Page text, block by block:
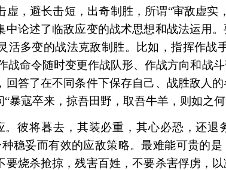
，避长击短，出奇制胜，所谓“审敌虚实
论述了临敌应变的战术思想和战法运用
活多变的战法克敌制胜。比如，指挥作战
战命令随时变更作战队形、作战方向和战
答了在不同条件下保存自己、战胜敌人
暴寇卒来，掠吾田野，取吾牛羊，则如之何
。彼将暮去，其装必重，其心必恐，还退
稳妥而有效的应敌策略。最难能可贵的
烧杀抢掠，残害百姓，不要杀害俘虏，